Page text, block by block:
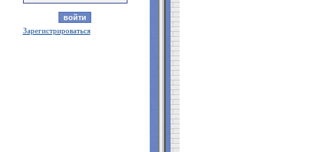
Зарегистрироваться